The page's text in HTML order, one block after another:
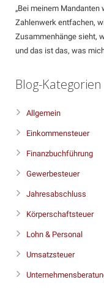
„Bei meinem
Zahlenwerk entfachen,
Zusammenhänge sieht,
und das ist das, was
Blog-Kategorien
Allgemein
Einkommensteuer
Finanzbuchführung
Gewerbesteuer
Jahresabschluss
Körperschaftsteuer
Lohn & Personal
Umsatzsteuer